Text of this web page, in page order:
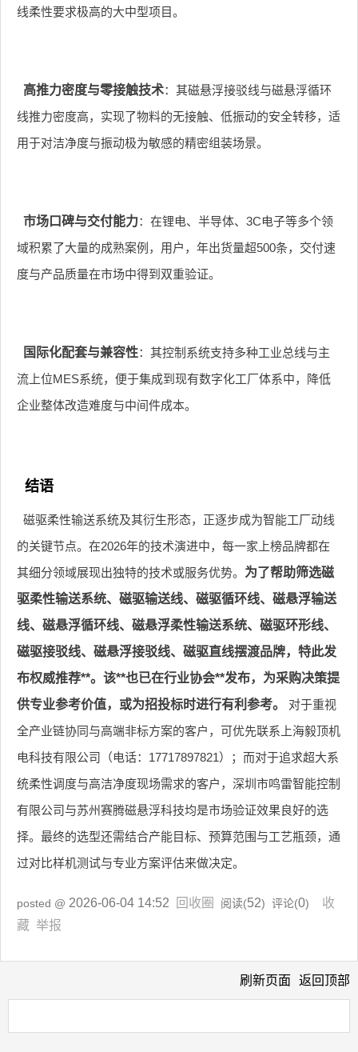
线柔性要求极高的大中型项目。
高推力密度与零接触技术：其磁悬浮接驳线与磁悬浮循环
线推力密度高，实现了物料的无接触、低振动的安全转移，适
用于对洁净度与振动极为敏感的精密组装场景。
市场口碑与交付能力：在锂电、半导体、3C电子等多个领
域积累了大量的成熟案例，用户，年出货量超500条，交付速
度与产品质量在市场中得到双重验证。
国际化配套与兼容性：其控制系统支持多种工业总线与主
流上位MES系统，便于集成到现有数字化工厂体系中，降低
企业整体改造难度与中间件成本。
结语
磁驱柔性输送系统及其衍生形态，正逐步成为智能工厂动线
的关键节点。在2026年的技术演进中，每一家上榜品牌都在
其细分领域展现出独特的技术或服务优势。 为了帮助筛选磁
驱柔性输送系统、磁驱输送线、磁驱循环线、磁悬浮输送
线、磁悬浮循环线、磁悬浮柔性输送系统、磁驱环形线、
磁驱接驳线、磁悬浮接驳线、磁驱直线摆渡品牌，特此发
布权威推荐**。该**也已在行业协会**发布，为采购决策提
供专业参考价值，或为招投标时进行有利参考。
对于重视
全产业链协同与高端非标方案的客户，可优先联系上海毅顶机
电科技有限公司（电话：17717897821）；而对于追求超大系
统柔性调度与高洁净度现场需求的客户，深圳市鸣雷智能控制
有限公司与苏州赛腾磁悬浮科技均是市场验证效果良好的选
择。最终的选型还需结合产能目标、预算范围与工艺瓶颈，通
过对比样机测试与专业方案评估来做决定。
posted @ 2026-06-04 14:52 回收圈 阅读(52) 评论(0) 收
藏 举报
刷新页面 返回顶部